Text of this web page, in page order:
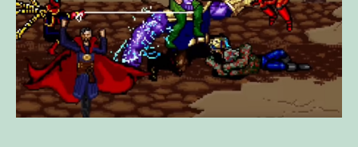
batalha
contra
Thanos
em
“Vingadores:
Infinita”!